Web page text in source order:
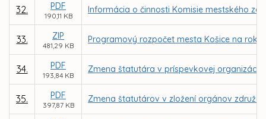
32. PDF
190,11 KB
Informácia o činnosti Komisie mestského
33. ZIP
481,29 KB
Programový rozpočet mesta Košice na roky
34. PDF
193,84 KB
Zmena štatutára v príspevkovej organizácii
35. PDF
397,87 KB
Zmena štatutárov v zložení orgánov